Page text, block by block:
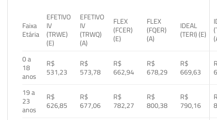
Faixa
Etária
EFETIVO
IV
(TRWE)
(E)
EFETIVO
IV
(TRWQ)
(A)
FLEX
(FCER)
(E)
FLEX
(FQER)
(A)
IDEAL
(TERI) (E)
0 a
18
anos
R$
531,23
R$
573,78
R$
662,94
R$
678,29
R$
669,63
19 a
23
anos
R$
626,85
R$
677,06
R$
782,27
R$
800,38
R$
790,16